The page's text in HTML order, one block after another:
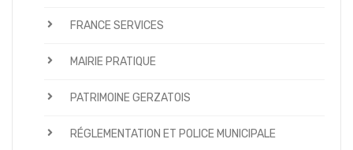
FRANCE SERVICES
MAIRIE PRATIQUE
PATRIMOINE GERZATOIS
RÉGLEMENTATION ET POLICE MUNICIPALE